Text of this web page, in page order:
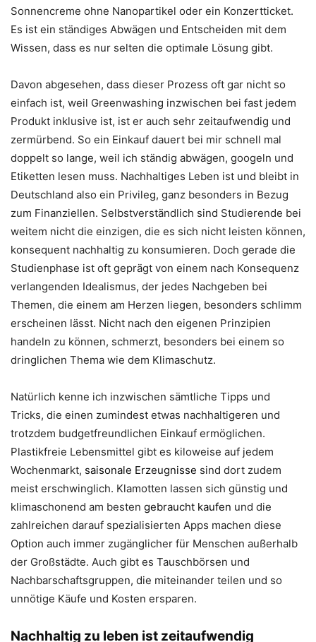
Sonnencreme ohne Nanopartikel oder ein Konzertticket.
Es ist ein ständiges Abwägen und Entscheiden mit dem
Wissen, dass es nur selten die optimale Lösung gibt.
Davon abgesehen, dass dieser Prozess oft gar nicht so
einfach ist, weil Greenwashing inzwischen bei fast jedem
Produkt inklusive ist, ist er auch sehr zeitaufwendig und
zermürbend. So ein Einkauf dauert bei mir schnell mal
doppelt so lange, weil ich ständig abwägen, googeln und
Etiketten lesen muss. Nachhaltiges Leben ist und bleibt in
Deutschland also ein Privileg, ganz besonders in Bezug
zum Finanziellen. Selbstverständlich sind Studierende bei
weitem nicht die einzigen, die es sich nicht leisten können,
konsequent nachhaltig zu konsumieren. Doch gerade die
Studienphase ist oft geprägt von einem nach Konsequenz
verlangenden Idealismus, der jedes Nachgeben bei
Themen, die einem am Herzen liegen, besonders schlimm
erscheinen lässt. Nicht nach den eigenen Prinzipien
handeln zu können, schmerzt, besonders bei einem so
dringlichen Thema wie dem Klimaschutz.
Natürlich kenne ich inzwischen sämtliche Tipps und
Tricks, die einen zumindest etwas nachhaltigeren und
trotzdem budgetfreundlichen Einkauf ermöglichen.
Plastikfreie Lebensmittel gibt es kiloweise auf jedem
Wochenmarkt, saisonale Erzeugnisse sind dort zudem
meist erschwinglich. Klamotten lassen sich günstig und
klimaschonend am besten gebraucht kaufen und die
zahlreichen darauf spezialisierten Apps machen diese
Option auch immer zugänglicher für Menschen außerhalb
der Großstädte. Auch gibt es Tauschbörsen und
Nachbarschaftsgruppen, die miteinander teilen und so
unnötige Käufe und Kosten ersparen.
Nachhaltig zu leben ist zeitaufwendig